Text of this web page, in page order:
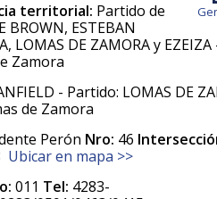
territorial: Partido de
BROWN, ESTEBAN
LOMAS DE ZAMORA y
Zamora
- Partido: LOMAS DE
de Zamora
Perón Nro: 46
Ubicar en mapa >>
011 Tel: 4283-